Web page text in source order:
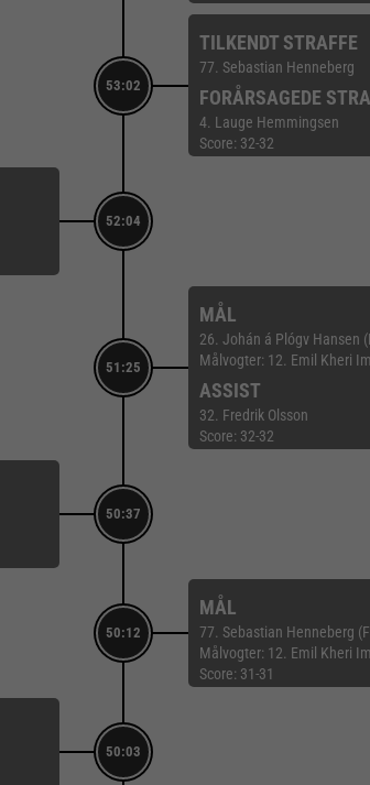
53:02
TILKENDT STRAFFE
77. Sebastian Henneberg
FORÅRSAGEDE
4. Lauge Hemmingsen
Score: 32-32
52:04
51:25
MÅL
26. Johán á Plógv Hansen
Målvogter: 12. Emil Kheri
ASSIST
32. Fredrik Olsson
Score: 32-32
50:37
50:12
MÅL
77. Sebastian Henneberg
Målvogter: 12. Emil Kheri
Score: 31-31
50:03